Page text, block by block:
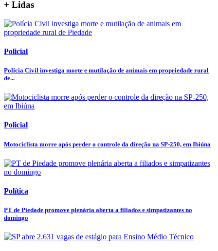
+ Lidas
Policial
Polícia Civil investiga morte e mutilação de animais em propriedade rural
de...
Policial
Motociclista morre após perder o controle da direção na SP-250, em Ibiúna
Política
PT de Piedade promove plenária aberta a filiados e simpatizantes no
domingo